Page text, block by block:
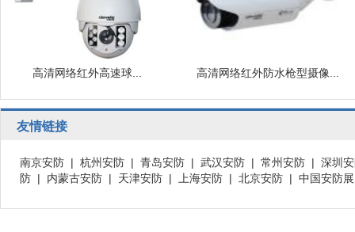
高清网络红外高速球... 高清网络红外防水枪型摄像...
友情链接
南京安防 | 杭州安防 | 青岛安防 | 武汉安防 | 常州安防 | 深圳
防 | 内蒙古安防 | 天津安防 | 上海安防 | 北京安防 | 中国安防